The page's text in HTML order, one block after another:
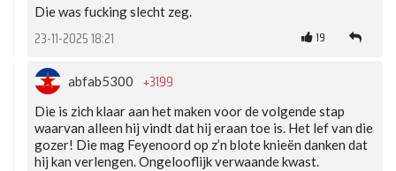
Die was fucking slecht zeg.
23-11-2025 18:21 19
abfab5300 +3199
Die is zich klaar aan het maken voor de volgende stap
waarvan alleen hij vindt dat hij eraan toe is. Het lef van die
gozer! Die mag Feyenoord op z’n blote knieën danken dat
hij kan verlengen. Ongelooflijk verwaande kwast.